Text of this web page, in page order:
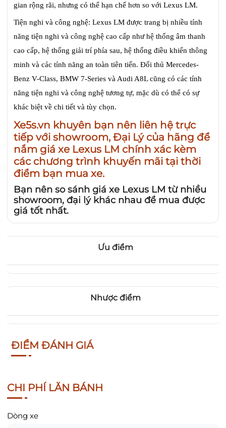
gian rộng rãi, nhưng có thể hạn chế hơn so với Lexus LM.
Tiện nghi và công nghệ: Lexus LM được trang bị nhiều tính
năng tiện nghi và công nghệ cao cấp như hệ thống âm thanh
cao cấp, hệ thống giải trí phía sau, hệ thống điều khiển thông
minh và các tính năng an toàn tiên tiến. Đối thủ Mercedes-
Benz V-Class, BMW 7-Series và Audi A8L cũng có các tính
năng tiện nghi và công nghệ tương tự, mặc dù có thể có sự
khác biệt về chi tiết và tùy chọn.
Xe5s.vn khuyên bạn nên liên hệ trực
tiếp với showroom, Đại Lý của hãng để
nắm giá xe Lexus LM chính xác kèm
các chương trình khuyến mãi tại thời
điểm bạn mua xe.
Bạn nên so sánh giá xe Lexus LM từ nhiều
showroom, đại lý khác nhau để mua được
giá tốt nhất.
Ưu điểm
Nhược điểm
ĐIỂM ĐÁNH GIÁ
CHI PHÍ LĂN BÁNH
Dòng xe